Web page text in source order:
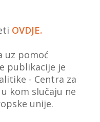
OVDJE.
uz pomoć
publikacije je
- Centra za
kom slučaju ne
unije.